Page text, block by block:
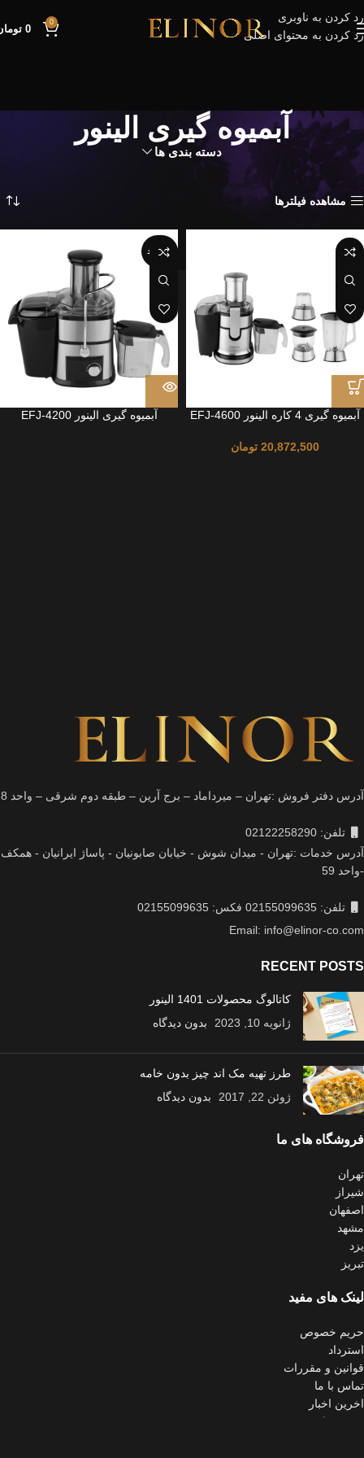
رد کردن به ناوبری
رد کردن به محتوای اصلی
0
0
آبمیوه گیری الینور
دسته بندی ها
خانه محصولات برچسب خورده “آبمیوه گیری الینور”
مشاهده فیلترها
آبمیوه گیری 4 کاره الینور EFJ-4600
20,872,500 تومان
ناموجود
آبمیوه گیری الینور EFJ-4200
آدرس دفتر فروش :تهران – میرداماد – برج آرین – طبقه دوم شرقی – واحد 8
تلفن: 02122258290
آدرس خدمات :تهران - میدان شوش - خیابان صابونیان - پاساژ ایرانیان - همکف
-واحد 59
تلفن: 02155099635 فکس: 02155099635
Email: info@elinor-co.com
RECENT POSTS
کاتالوگ محصولات 1401 الینور
ژانویه 10, 2023
بدون دیدگاه
طرز تهیه مک اند چیز بدون خامه
ژوئن 22, 2017
بدون دیدگاه
فروشگاه های ما
تهران
شیراز
اصفهان
مشهد
یزد
تبریز
لینک های مفید
حریم خصوص
استرداد
قوانین و مقررات
تماس با ما
اخرین اخبار
نقشه سایت